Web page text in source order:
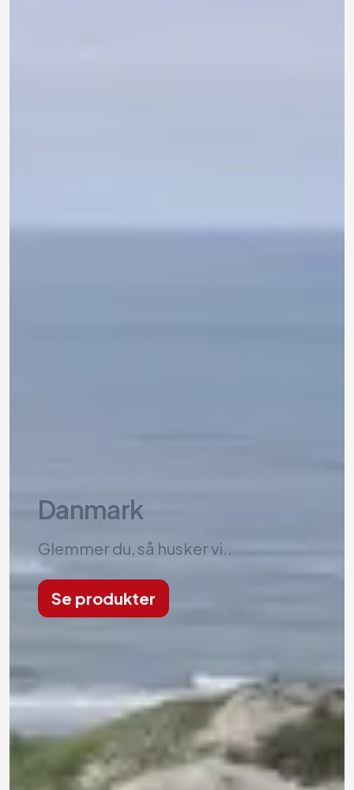
Danmark
Glemmer du, så husker vi..
Se produkter